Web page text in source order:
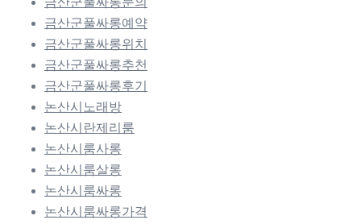
금산군풀싸롱예약
금산군풀싸롱위치
금산군풀싸롱추천
금산군풀싸롱후기
논산시노래방
논산시란제리룸
논산시룸사롱
논산시룸살롱
논산시룸싸롱
논산시룸싸롱가격